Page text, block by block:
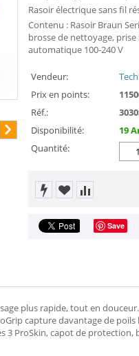
Rasoir électrique sans fil
Contenu : Rasoir Braun
brosse de nettoyage,
automatique 100-240 V
Vendeur:
Prix en points:
Réf.:
Disponibilité:
19
Quantité:
Save
plus rapide, tout en
capture davantage de poils
3 ProSkin, capot de